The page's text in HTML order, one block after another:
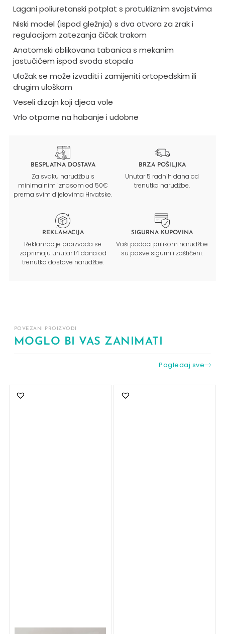
Lagani poliuretanski potplat s protukliznim svojstvima
Niski model (ispod gležnja) s dva otvora za zrak i
regulacijom zatezanja čičak trakom
Anatomski oblikovana tabanica s mekanim
jastučićem ispod svoda stopala
Uložak se može izvaditi i zamijeniti ortopedskim ili
drugim uloškom
Veseli dizajn koji djeca vole
Vrlo otporne na habanje i udobne
BESPLATNA DOSTAVA
Za svaku narudžbu s
minimalnim iznosom od 50€
prema svim dijelovima Hrvatske.
BRZA POŠILJKA
Unutar 5 radnih dana od
trenutka narudžbe.
REKLAMACIJA
Reklamacije proizvoda se
zaprimaju unutar 14 dana od
trenutka dostave narudžbe.
SIGURNA KUPOVINA
Vaši podaci prilikom narudžbe
su posve sigurni i zaštićeni.
POVEZANI PROIZVODI
MOGLO BI VAS ZANIMATI
Pogledaj sve